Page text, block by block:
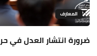
المعارف
ضرورة انتشار العدل في